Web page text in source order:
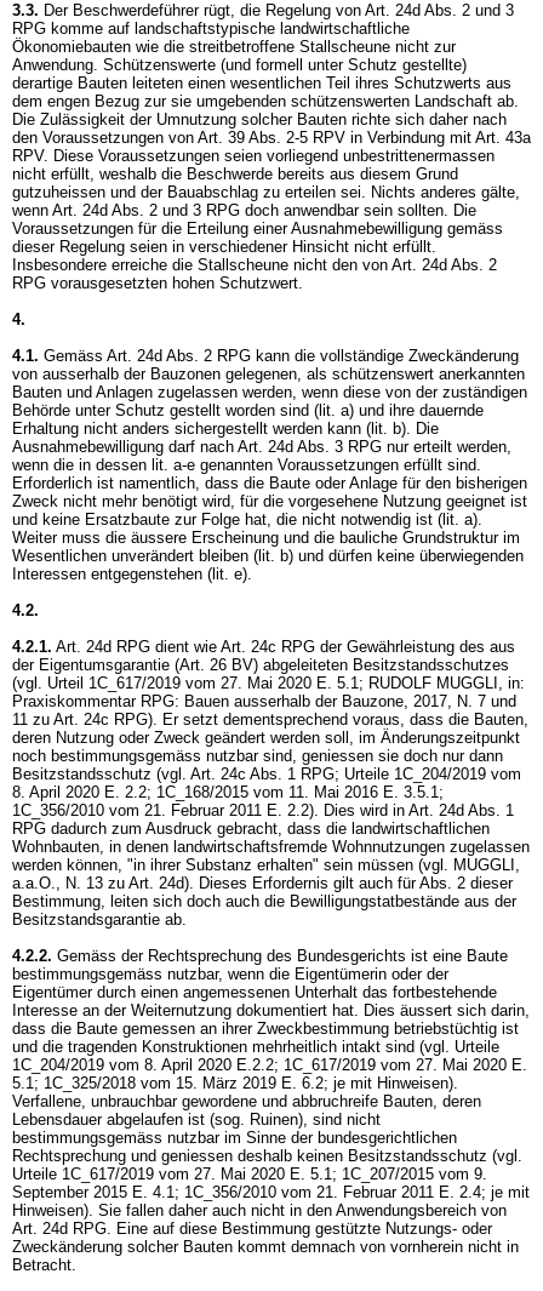
3.3. Der Beschwerdeführer rügt, die Regelung von Art. 24d Abs. 2 und 3
RPG komme auf landschaftstypische landwirtschaftliche
Ökonomiebauten wie die streitbetroffene Stallscheune nicht zur
Anwendung. Schützenswerte (und formell unter Schutz gestellte)
derartige Bauten leiteten einen wesentlichen Teil ihres Schutzwerts aus
dem engen Bezug zur sie umgebenden schützenswerten Landschaft ab.
Die Zulässigkeit der Umnutzung solcher Bauten richte sich daher nach
den Voraussetzungen von Art. 39 Abs. 2-5 RPV in Verbindung mit Art. 43a
RPV. Diese Voraussetzungen seien vorliegend unbestrittenermassen
nicht erfüllt, weshalb die Beschwerde bereits aus diesem Grund
gutzuheissen und der Bauabschlag zu erteilen sei. Nichts anderes gälte,
wenn Art. 24d Abs. 2 und 3 RPG doch anwendbar sein sollten. Die
Voraussetzungen für die Erteilung einer Ausnahmebewilligung gemäss
dieser Regelung seien in verschiedener Hinsicht nicht erfüllt.
Insbesondere erreiche die Stallscheune nicht den von Art. 24d Abs. 2
RPG vorausgesetzten hohen Schutzwert.
4.
4.1. Gemäss Art. 24d Abs. 2 RPG kann die vollständige Zweckänderung
von ausserhalb der Bauzonen gelegenen, als schützenswert anerkannten
Bauten und Anlagen zugelassen werden, wenn diese von der zuständigen
Behörde unter Schutz gestellt worden sind (lit. a) und ihre dauernde
Erhaltung nicht anders sichergestellt werden kann (lit. b). Die
Ausnahmebewilligung darf nach Art. 24d Abs. 3 RPG nur erteilt werden,
wenn die in dessen lit. a-e genannten Voraussetzungen erfüllt sind.
Erforderlich ist namentlich, dass die Baute oder Anlage für den bisherigen
Zweck nicht mehr benötigt wird, für die vorgesehene Nutzung geeignet ist
und keine Ersatzbaute zur Folge hat, die nicht notwendig ist (lit. a).
Weiter muss die äussere Erscheinung und die bauliche Grundstruktur im
Wesentlichen unverändert bleiben (lit. b) und dürfen keine überwiegenden
Interessen entgegenstehen (lit. e).
4.2.
4.2.1. Art. 24d RPG dient wie Art. 24c RPG der Gewährleistung des aus
der Eigentumsgarantie (Art. 26 BV) abgeleiteten Besitzstandsschutzes
(vgl. Urteil 1C_617/2019 vom 27. Mai 2020 E. 5.1; RUDOLF MUGGLI, in:
Praxiskommentar RPG: Bauen ausserhalb der Bauzone, 2017, N. 7 und
11 zu Art. 24c RPG). Er setzt dementsprechend voraus, dass die Bauten,
deren Nutzung oder Zweck geändert werden soll, im Änderungszeitpunkt
noch bestimmungsgemäss nutzbar sind, geniessen sie doch nur dann
Besitzstandsschutz (vgl. Art. 24c Abs. 1 RPG; Urteile 1C_204/2019 vom
8. April 2020 E. 2.2; 1C_168/2015 vom 11. Mai 2016 E. 3.5.1;
1C_356/2010 vom 21. Februar 2011 E. 2.2). Dies wird in Art. 24d Abs. 1
RPG dadurch zum Ausdruck gebracht, dass die landwirtschaftlichen
Wohnbauten, in denen landwirtschaftsfremde Wohnnutzungen zugelassen
werden können, "in ihrer Substanz erhalten" sein müssen (vgl. MUGGLI,
a.a.O., N. 13 zu Art. 24d). Dieses Erfordernis gilt auch für Abs. 2 dieser
Bestimmung, leiten sich doch auch die Bewilligungstatbestände aus der
Besitzstandsgarantie ab.
4.2.2. Gemäss der Rechtsprechung des Bundesgerichts ist eine Baute
bestimmungsgemäss nutzbar, wenn die Eigentümerin oder der
Eigentümer durch einen angemessenen Unterhalt das fortbestehende
Interesse an der Weiternutzung dokumentiert hat. Dies äussert sich darin,
dass die Baute gemessen an ihrer Zweckbestimmung betriebstüchtig ist
und die tragenden Konstruktionen mehrheitlich intakt sind (vgl. Urteile
1C_204/2019 vom 8. April 2020 E.2.2; 1C_617/2019 vom 27. Mai 2020 E.
5.1; 1C_325/2018 vom 15. März 2019 E. 6.2; je mit Hinweisen).
Verfallene, unbrauchbar gewordene und abbruchreife Bauten, deren
Lebensdauer abgelaufen ist (sog. Ruinen), sind nicht
bestimmungsgemäss nutzbar im Sinne der bundesgerichtlichen
Rechtsprechung und geniessen deshalb keinen Besitzstandsschutz (vgl.
Urteile 1C_617/2019 vom 27. Mai 2020 E. 5.1; 1C_207/2015 vom 9.
September 2015 E. 4.1; 1C_356/2010 vom 21. Februar 2011 E. 2.4; je mit
Hinweisen). Sie fallen daher auch nicht in den Anwendungsbereich von
Art. 24d RPG. Eine auf diese Bestimmung gestützte Nutzungs- oder
Zweckänderung solcher Bauten kommt demnach von vornherein nicht in
Betracht.